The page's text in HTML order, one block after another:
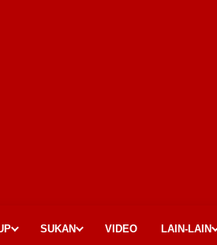
SUKAN VIDEO LAIN-LAIN